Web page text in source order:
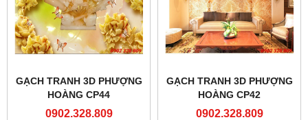
GẠCH TRANH 3D PHƯỢNG
HOÀNG CP44
0902.328.809
GẠCH TRANH 3D PHƯỢNG
HOÀNG CP42
0902.328.809